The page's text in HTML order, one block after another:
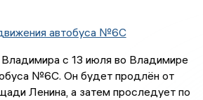
автобуса №6С
с 13 июля во Владимире
№6С. Он будет продлён от
Ленина, а затем проследует по